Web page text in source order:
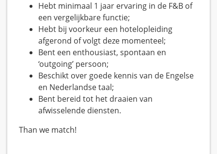
Hebt minimaal 1 jaar ervaring in de F&B of
een vergelijkbare functie;
Hebt bij voorkeur een hotelopleiding
afgerond of volgt deze momenteel;
Bent een enthousiast, spontaan en
‘outgoing’ persoon;
Beschikt over goede kennis van de Engelse
en Nederlandse taal;
Bent bereid tot het draaien van
afwisselende diensten.
Than we match!